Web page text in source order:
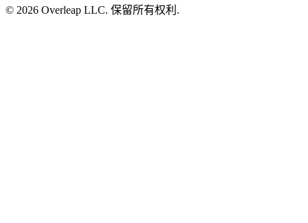
© 2026 Overleap LLC. 保留所有权利.